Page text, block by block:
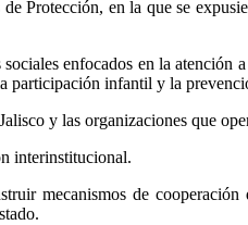
Protección, en la que se
enfocados en la
participación infantil y la
y las organizaciones que
interinstitucional.
mecanismos de